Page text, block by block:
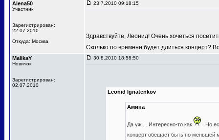
Alena50
Участник
Зарегистрирован:
22.07.2010
Откуда: Москва
23.7.2010 09:18:15
Здравствуйте, Леонид! Очень хочеться
Сколько по времени будет длиться концерт?
MalikaY
Новичок
Зарегистрирован:
02.07.2010
30.8.2010 18:58:50
Leonid Ignatenkov
Амина
Да уж.... Интересно-то как
. Но
концерт обещает быть по меньшей